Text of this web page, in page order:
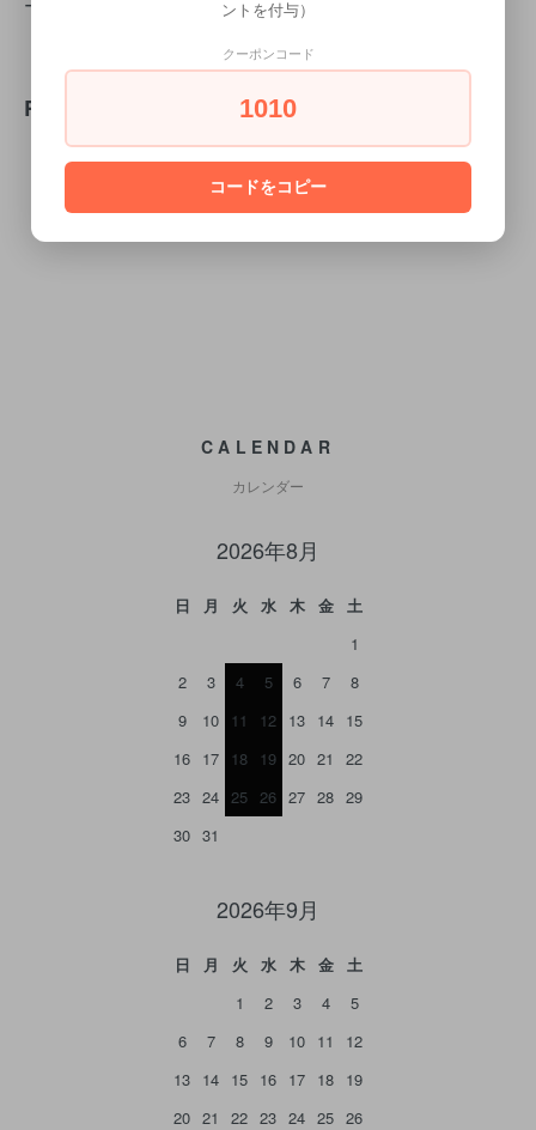
ーーーーーーーーーーーーー
REVIEW
WRITE REVIEW
CALENDAR
カレンダー
2026年8月
日 月 火 水 木 金
土
1
2
3 4 5 6 7
8
9
10 11 12 13 14 15
16 17 18 19 20 21
22
23 24 25 26 27 28 29
30 31
2026年9月
日 月 火 水 木 金
土
1
2 3 4
5
6
7 8 9 10 11
12
13 14 15 16 17 18 19
20 21 22 23 24 25 26
ントを付与）
クーポンコード
1010
コードをコピー